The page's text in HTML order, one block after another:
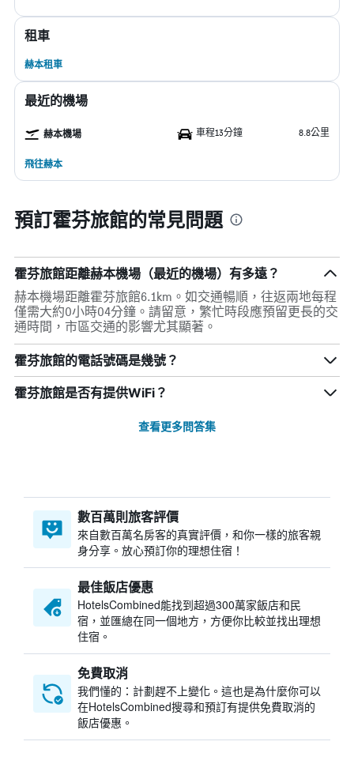
租車
赫本租車
最近的機場
赫本機場 車程13分鐘 8.8公里
飛往赫本
預訂霍芬旅館的常見問題
霍芬旅館距離赫本機場（最近的機場）有多遠？
赫本機場距離霍芬旅館6.1km。如交通暢順，往返兩地每程
僅需大約0小時04分鐘。請留意，繁忙時段應預留更長的交
通時間，市區交通的影響尤其顯著。
霍芬旅館的電話號碼是幾號？
霍芬旅館是否有提供WiFi？
查看更多問答集
數百萬則旅客評價
來自數百萬名房客的真實評價，和你一樣的旅客親
身分享。放心預訂你的理想住宿！
最佳飯店優惠
HotelsCombined​能找到超過300萬家飯店和民
宿，並匯總在同一個地方，方便你比較並找出理想
住宿。
免費取消
我們懂的：計劃趕不上變化。這也是為什麼你可以
在HotelsCombined搜尋和預訂有提供免費取消的
飯店優惠。